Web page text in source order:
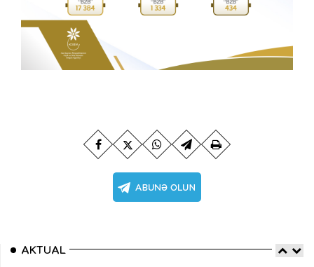
AKTUAL